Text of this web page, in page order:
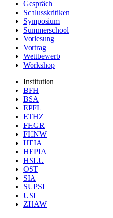
Gespräch
Schlusskritiken
Symposium
Summerschool
Vorlesung
Vortrag
Wettbewerb
Workshop
Institution
BFH
BSA
EPFL
ETHZ
FHGR
FHNW
HEIA
HEPIA
HSLU
OST
SIA
SUPSI
USI
ZHAW